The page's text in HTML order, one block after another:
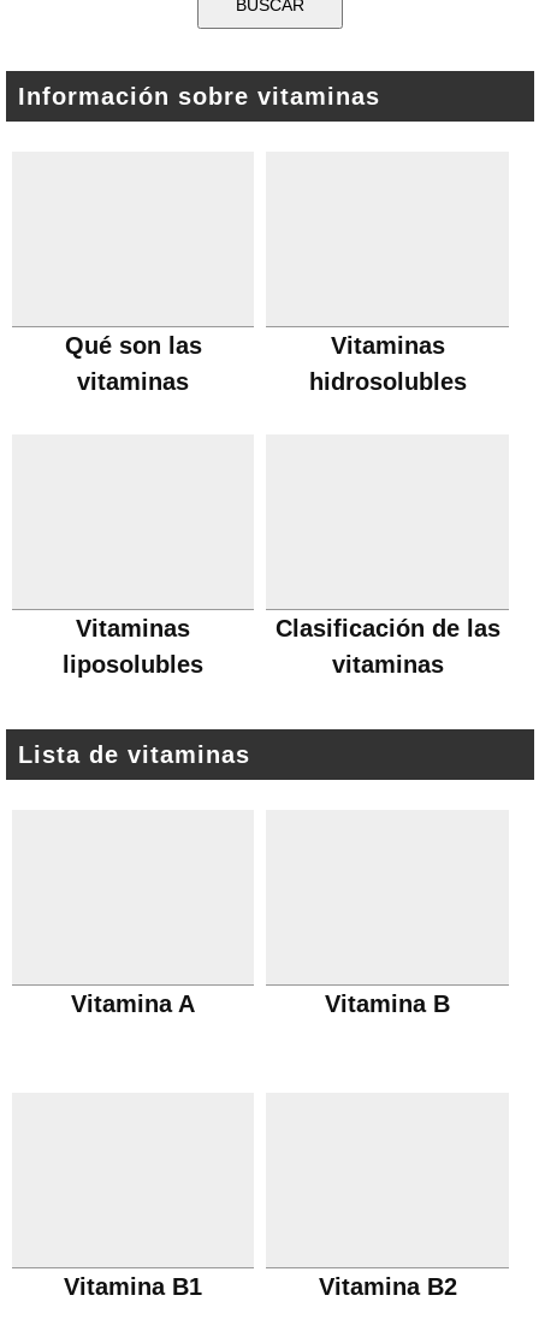
Información sobre vitaminas
Qué son las
vitaminas
Vitaminas
hidrosolubles
Vitaminas
liposolubles
Clasificación de las
vitaminas
Lista de vitaminas
Vitamina A Vitamina B
Vitamina B1 Vitamina B2